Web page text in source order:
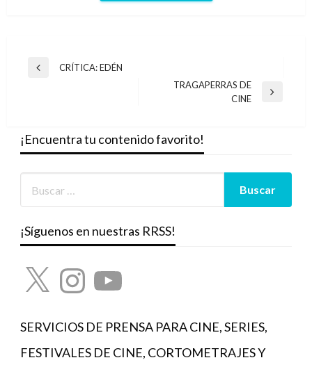
Navegación
Entrada
CRÍTICA: EDÉN
TRAGAPERRAS DE
CINE
¡Encuentra tu contenido favorito!
¡Síguenos en nuestras RRSS!
X InstagramYouTube
SERVICIOS DE PRENSA PARA CINE, SERIES,
FESTIVALES DE CINE, CORTOMETRAJES Y